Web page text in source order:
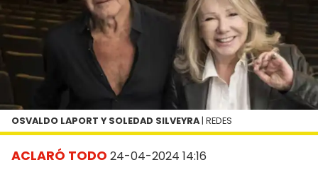
ACLARÓ TODO 24-04-2024 14:16
OSVALDO LAPORT Y SOLEDAD SILVEYRA | REDES